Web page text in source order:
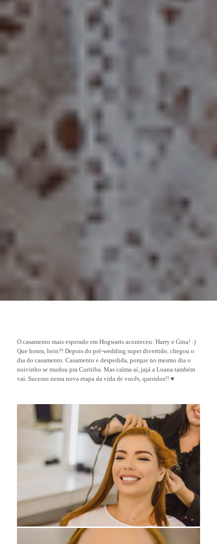
O casamento mais esperado em Hogwarts aconteceu: Harry e Gina! :)
Que honra, hein?! Depois do pré-wedding super divertido, chegou o
dia do casamento. Casamento e despedida, porque no mesmo dia o
noivinho se mudou pra Curitiba. Mas calma aí, jajá a Luana também
vai. Sucesso nessa nova etapa da vida de vocês, queridos!! ♥